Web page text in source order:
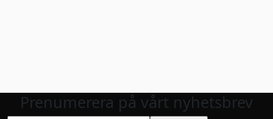
Prenumerera på vårt nyhetsbrev